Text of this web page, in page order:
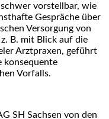
vorstellbar, wie
Gespräche über
Versorgung von
B. mit Blick auf die
Arztpraxen, geführt
konsequente
Vorfalls.
SH Sachsen von den